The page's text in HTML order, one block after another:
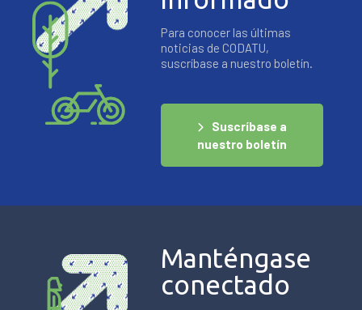
Para conocer las últimas
noticias de CODATU,
suscríbase a nuestro boletín.
Suscríbase a
nuestro boletín
Manténgase
conectado